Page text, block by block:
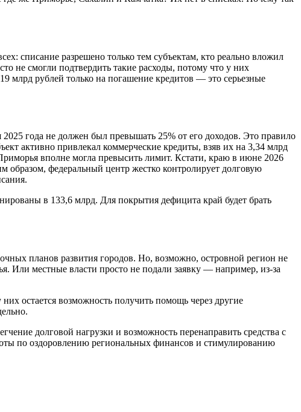
списание разрешено только тем субъектам, кто реально вложил
не смогли подтвердить такие расходы, потому что у них
млрд рублей только на погашение кредитов — это серьезные
года не должен был превышать 25% от его доходов. Это правило
активно привлекал коммерческие кредиты, взяв их на 3,34 млрд
вполне могла превысить лимит. Кстати, краю в июне 2026
образом, федеральный центр жестко контролирует долговую
в 133,6 млрд. Для покрытия дефицита край будет брать
планов развития городов. Но, возможно, островной регион не
Или местные власти просто не подали заявку — например, из-за
остается возможность получить помощь через другие
долговой нагрузки и возможность перенаправить средства с
по оздоровлению региональных финансов и стимулированию